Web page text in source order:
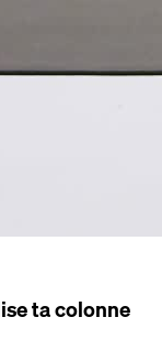
ta colonne